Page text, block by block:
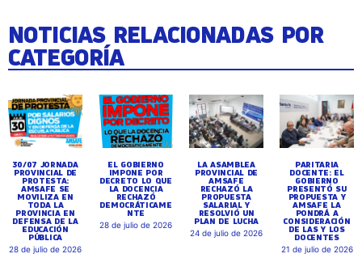
NOTICIAS RELACIONADAS POR
CATEGORÍA
30/07 JORNADA
PROVINCIAL DE
PROTESTA:
AMSAFE SE
MOVILIZA EN
TODA LA
PROVINCIA EN
DEFENSA DE LA
EDUCACIÓN
PÚBLICA
28 de julio de 2026
EL GOBIERNO
IMPONE POR
DECRETO LO QUE
LA DOCENCIA
RECHAZÓ
DEMOCRÁTICAME
NTE
28 de julio de 2026
LA ASAMBLEA
PROVINCIAL DE
AMSAFE
RECHAZÓ LA
PROPUESTA
SALARIAL Y
RESOLVIÓ UN
PLAN DE LUCHA
24 de julio de 2026
PARITARIA
DOCENTE: EL
GOBIERNO
PRESENTÓ SU
PROPUESTA Y
AMSAFE LA
PONDRÁ A
CONSIDERACIÓN
DE LAS Y LOS
DOCENTES
21 de julio de 2026